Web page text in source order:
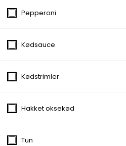
99,00 kr.
Salat, Agurk, Løg, Tomat
Icebergsalat, Tomat, Agurk, Ærter,
99,00 kr.
Pepperoni
Kødsauce
Kødstrimler
Hakket oksekød
Tun